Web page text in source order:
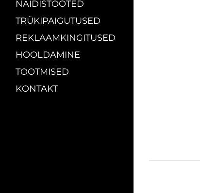
NÄIDISTOOTED
TRÜKIPAIGUTUSED
REKLAAMKINGITUSED
HOOLDAMINE
TOOTMISED
KONTAKT